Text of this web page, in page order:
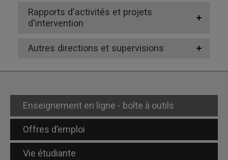
Rapports d'activités et projets
d'intervention
Autres directions et supervisions
Enseignement en ligne - boîte à outils
Offres d’emploi
Vie étudiante